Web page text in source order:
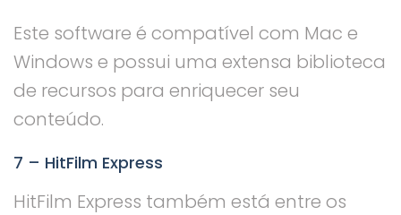
Este software é compatível com Mac e
Windows e possui uma extensa biblioteca
de recursos para enriquecer seu
conteúdo.
7 – HitFilm Express
HitFilm Express também está entre os